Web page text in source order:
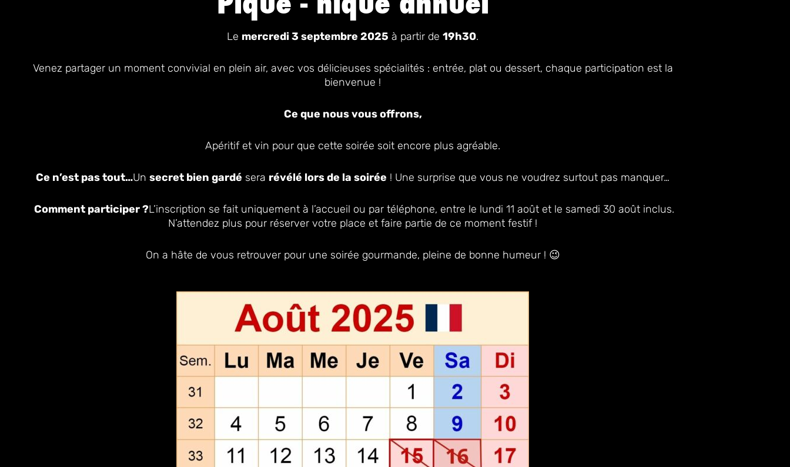
Le mercredi 3 septembre 2025 à partir de 19h30.
Venez partager un moment convivial en plein air, avec vos délicieuses spécialités : entrée, plat ou dessert, chaque participation est la
bienvenue !
Ce que nous vous offrons,
Apéritif et vin pour que cette soirée soit encore plus agréable.
Ce n’est pas tout…Un secret bien gardé sera révélé lors de la soirée ! Une surprise que vous ne voudrez surtout pas manquer…
Comment participer ?L’inscription se fait uniquement à l’accueil ou par téléphone, entre le lundi 11 août et le samedi 30 août inclus.
N’attendez plus pour réserver votre place et faire partie de ce moment festif !
On a hâte de vous retrouver pour une soirée gourmande, pleine de bonne humeur ! 😉